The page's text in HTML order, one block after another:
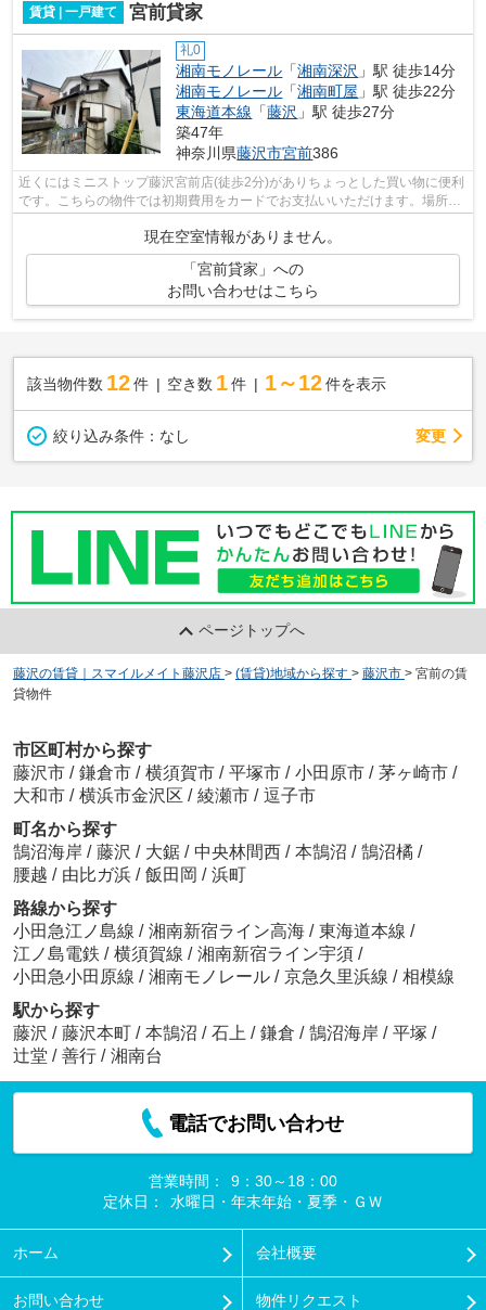
賃貸 | 一戸建て 宮前貸家
礼0
湘南モノレール 「湘南深沢 」駅 徒歩14分
湘南モノレール 「湘南町屋 」駅 徒歩22分
東海道本線 「藤沢 」駅 徒歩27分
築47年
神奈川県藤沢市宮前386
近くにはミニストップ藤沢宮前店(徒歩2分)がありちょっとした買い物に便利
です。こちらの物件では初期費用をカードでお支払いいただけます。場所が
平坦なのは、ランニングをする上で抑...
現在空室情報がありません。
「宮前貸家」への
お問い合わせはこちら
該当物件数 12件 空き数 1 件 1～12 件を表示
絞り込み条件： なし 変更
ページトップへ
藤沢の賃貸｜スマイルメイト藤沢店 > (賃貸)地域から探す > 藤沢市 > 宮前の賃
貸物件
市区町村から探す
藤沢市 / 鎌倉市 / 横須賀市 / 平塚市 / 小田原市 / 茅ヶ崎市 /
大和市 / 横浜市金沢区 / 綾瀬市 / 逗子市
町名から探す
鵠沼海岸 / 藤沢 / 大鋸 / 中央林間西 / 本鵠沼 / 鵠沼橘 /
腰越 / 由比ガ浜 / 飯田岡 / 浜町
路線から探す
小田急江ノ島線 / 湘南新宿ライン高海 / 東海道本線 /
江ノ島電鉄 / 横須賀線 / 湘南新宿ライン宇須 /
小田急小田原線 / 湘南モノレール / 京急久里浜線 / 相模線
駅から探す
藤沢 / 藤沢本町 / 本鵠沼 / 石上 / 鎌倉 / 鵠沼海岸 / 平塚 /
辻堂 / 善行 / 湘南台
電話でお問い合わせ
営業時間：
9：30～18：00
定休日：
水曜日・年末年始・夏季・ＧＷ
ホーム 会社概要
お問い合わせ 物件リクエスト